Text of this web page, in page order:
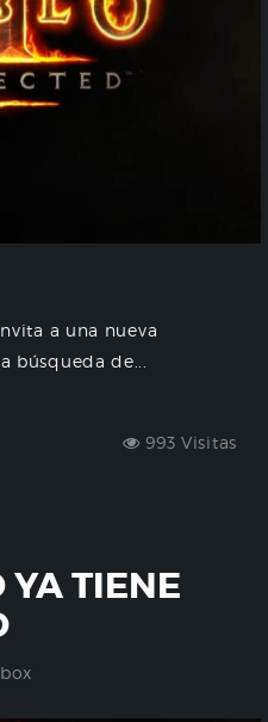
a una nueva
de...
993 Visitas
YA TIENE